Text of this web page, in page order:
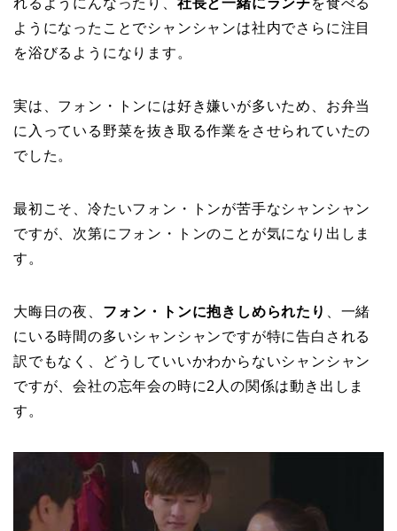
れるようにんなったり、 社長と一緒にランチを食べる
ようになったことでシャンシャンは社内でさらに注目
を浴びるようになります。
実は、フォン・トンには好き嫌いが多いため、お弁当
に入っている野菜を抜き取る作業をさせられていたの
でした。
最初こそ、冷たいフォン・トンが苦手なシャンシャン
ですが、次第にフォン・トンのことが気になり出しま
す。
大晦日の夜、 フォン・トンに抱きしめられたり
、一緒
にいる時間の多いシャンシャンですが特に告白される
訳でもなく、どうしていいかわからないシャンシャン
ですが、会社の忘年会の時に2人の関係は動き出しま
す。